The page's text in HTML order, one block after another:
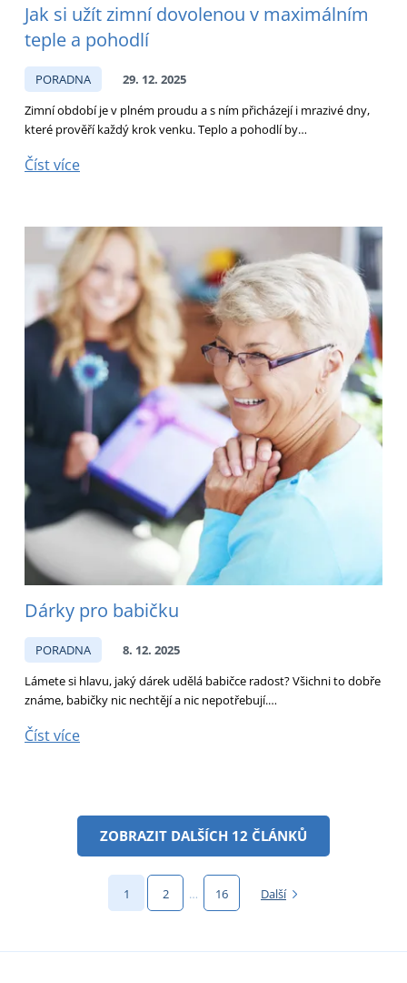
Jak si užít zimní dovolenou v maximálním
teple a pohodlí
PORADNA
29. 12. 2025
Zimní období je v plném proudu a s ním přicházejí i mrazivé dny,
které prověří každý krok venku. Teplo a pohodlí by…
Číst více
Dárky pro babičku
PORADNA
8. 12. 2025
Lámete si hlavu, jaký dárek udělá babičce radost? Všichni to dobře
známe, babičky nic nechtějí a nic nepotřebují.…
Číst více
ZOBRAZIT DALŠÍCH 12 ČLÁNKŮ
1 2 … 16 Další